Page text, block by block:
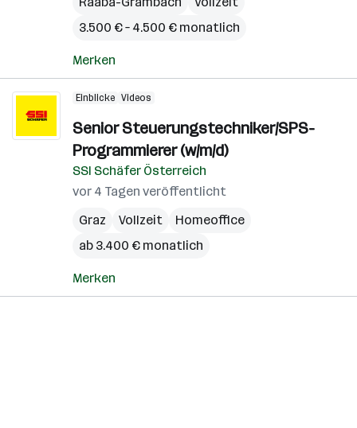
3.500 € – 4.500 € monatlich
Merken
Einblicke Videos
Senior Steuerungstechniker/SPS-
Programmierer (w/m/d)
SSI Schäfer Österreich
vor 4 Tagen veröffentlicht
Graz
Vollzeit
Homeoffice
ab 3.400 € monatlich
Merken